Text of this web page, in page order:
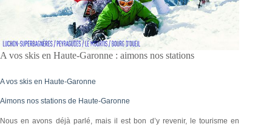
A vos skis en Haute-Garonne : aimons nos stations
A vos skis en Haute-Garonne
Aimons nos stations de Haute-Garonne
Nous en avons déjà parlé, mais il est bon d’y revenir, le tourisme en